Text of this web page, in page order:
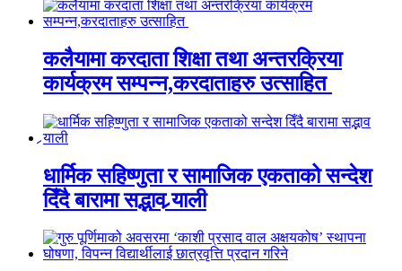
कलैयामा करदाता शिक्षा तथा अन्तरक्रिया
कार्यक्रम सम्पन्न,करदाताहरु उत्साहित
धार्मिक सहिष्णुता र सामाजिक एकताको सन्देश
दिँदै बारामा सद्भाव र्‍याली